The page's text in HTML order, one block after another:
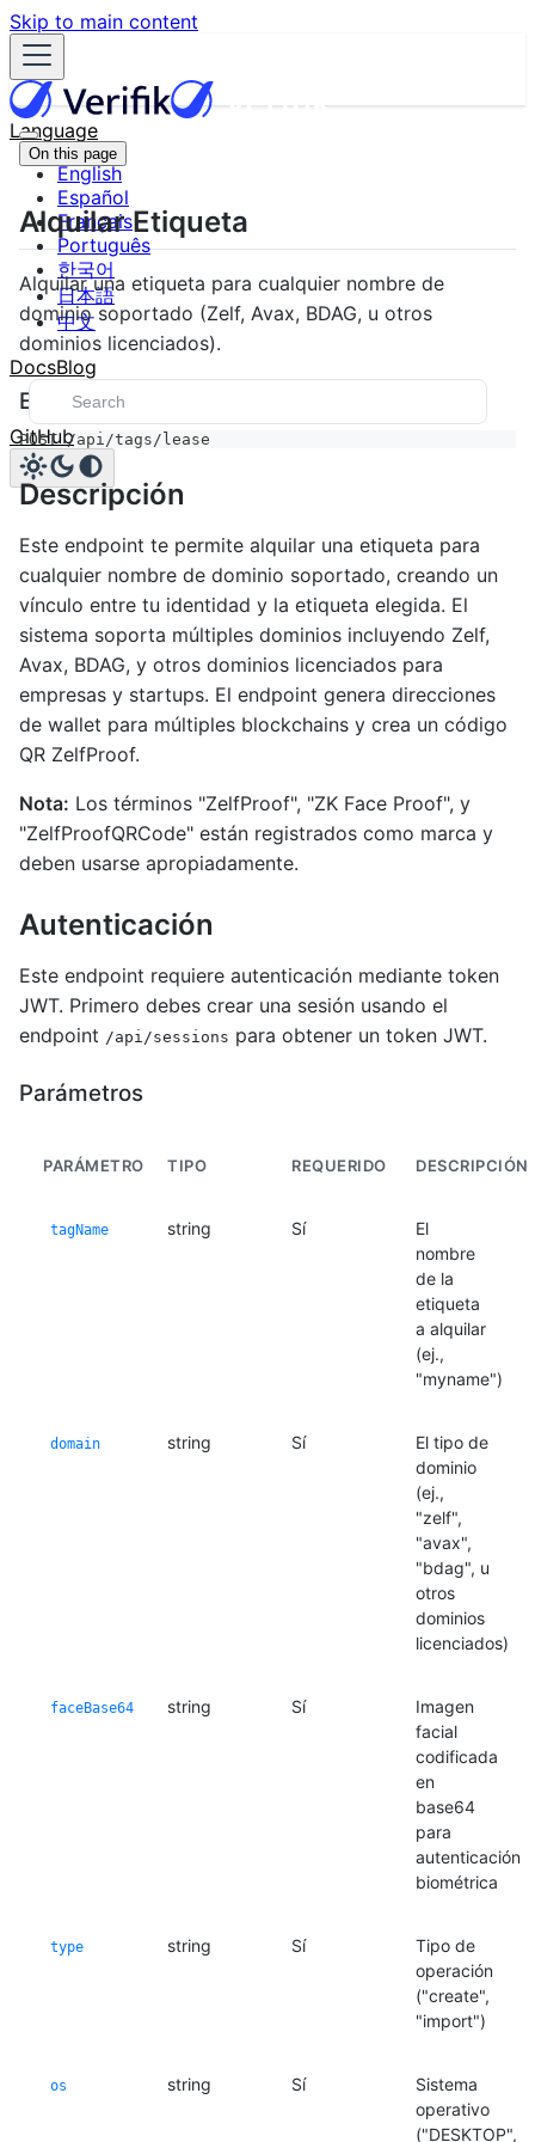
Skip to main content
Language
English
Español
Français
Português
한국어
日本語
中文
DocsBlog
GitHub
On this page
Alquilar Etiqueta
Alquilar una etiqueta para cualquier nombre de
dominio soportado (Zelf, Avax, BDAG, u otros
dominios licenciados).
Endpoint
POST /api/tags/lease
Descripción
Este endpoint te permite alquilar una etiqueta para
cualquier nombre de dominio soportado, creando un
vínculo entre tu identidad y la etiqueta elegida. El
sistema soporta múltiples dominios incluyendo Zelf,
Avax, BDAG, y otros dominios licenciados para
empresas y startups. El endpoint genera direcciones
de wallet para múltiples blockchains y crea un código
QR ZelfProof.
Nota: Los términos "ZelfProof", "ZK Face Proof", y
"ZelfProofQRCode" están registrados como marca y
deben usarse apropiadamente.
Autenticación
Este endpoint requiere autenticación mediante token
JWT. Primero debes crear una sesión usando el
endpoint /api/sessions para obtener un token JWT.
Parámetros
PARÁMETRO TIPO REQUERIDO DESCRIPCIÓN
tagName string Sí
El
nombre
de la
etiqueta
a alquilar
(ej.,
"myname")
domain string Sí
El tipo de
dominio
(ej.,
"zelf",
"avax",
"bdag", u
otros
dominios
licenciados)
faceBase64 string Sí
Imagen
facial
codificada
en
base64
para
autenticación
biométrica
type string Sí
Tipo de
operación
("create",
"import")
os string Sí
Sistema
operativo
("DESKTOP",